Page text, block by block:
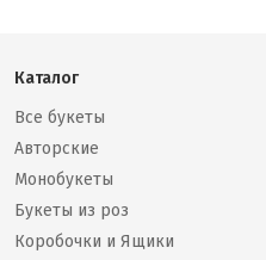
Каталог
Все букеты
Авторские
Монобукеты
Букеты из роз
Коробочки и Ящики